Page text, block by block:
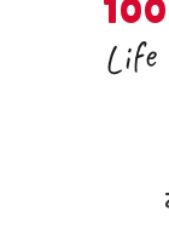
100
Life